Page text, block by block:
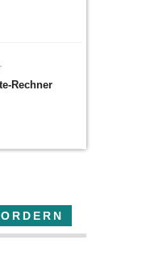
Rechner